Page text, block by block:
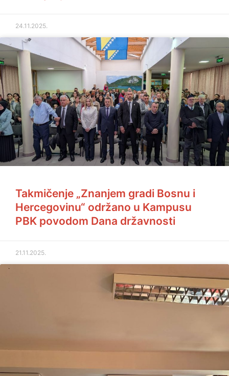
24.11.2025.
Takmičenje „Znanjem gradi Bosnu i
Hercegovinu“ održano u Kampusu
PBK povodom Dana državnosti
21.11.2025.